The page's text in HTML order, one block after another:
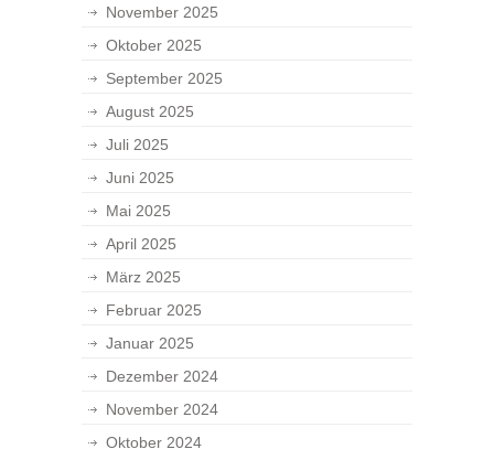
November 2025
Oktober 2025
September 2025
August 2025
Juli 2025
Juni 2025
Mai 2025
April 2025
März 2025
Februar 2025
Januar 2025
Dezember 2024
November 2024
Oktober 2024